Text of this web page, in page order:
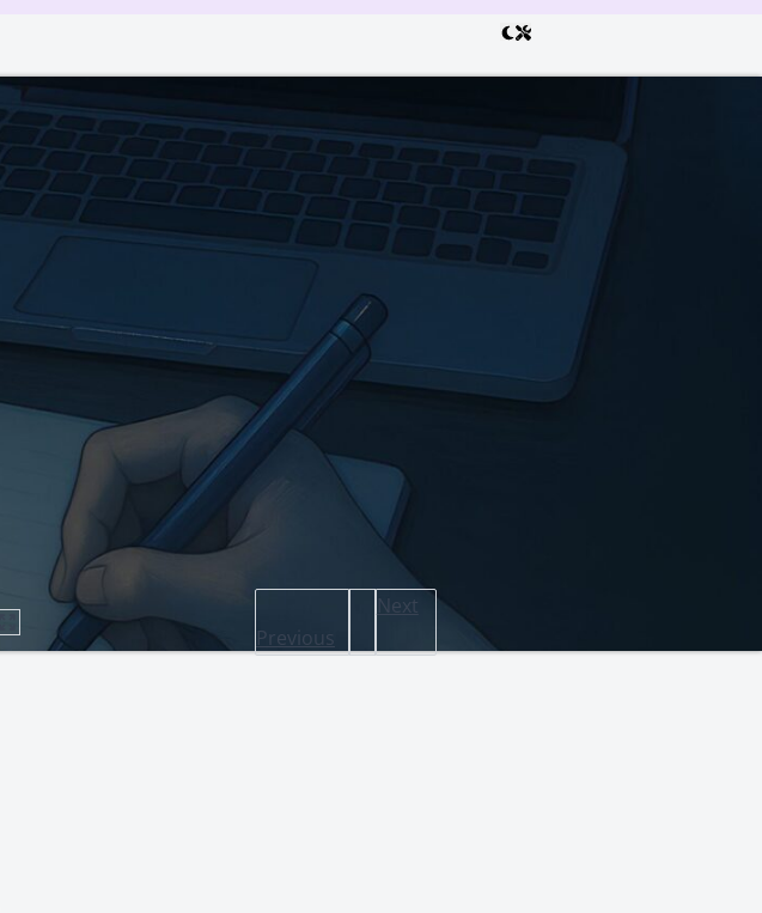
Previous
Next